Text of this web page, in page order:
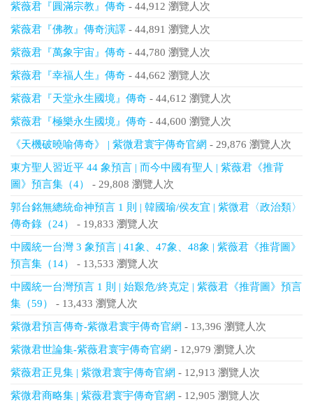
紫薇君『圓滿宗教』傳奇 - 44,912 瀏覽人次
紫薇君『佛教』傳奇演譯 - 44,891 瀏覽人次
紫薇君『萬象宇宙』傳奇 - 44,780 瀏覽人次
紫薇君『幸福人生』傳奇 - 44,662 瀏覽人次
紫薇君『天堂永生國境』傳奇 - 44,612 瀏覽人次
紫薇君『極樂永生國境』傳奇 - 44,600 瀏覽人次
《天機破曉喻傳奇》 | 紫微君寰宇傳奇官網 - 29,876 瀏覽人次
東方聖人習近平 44 象預言 | 而今中國有聖人 | 紫薇君《推背
圖》預言集（4）
- 29,808 瀏覽人次
郭台銘無總統命神預言 1 則 | 韓國瑜/侯友宜 | 紫微君〈政治類〉
傳奇錄（24）
- 19,833 瀏覽人次
中國統一台灣 3 象預言 | 41象、47象、48象 | 紫薇君《推背圖》
預言集（14）
- 13,533 瀏覽人次
中國統一台灣預言 1 則 | 始艱危/終克定 | 紫薇君《推背圖》預言
集（59）
- 13,433 瀏覽人次
紫微君預言傳奇-紫微君寰宇傳奇官網 - 13,396 瀏覽人次
紫微君世論集-紫薇君寰宇傳奇官網 - 12,979 瀏覽人次
紫薇君正見集 | 紫微君寰宇傳奇官網 - 12,913 瀏覽人次
紫微君商略集 | 紫薇君寰宇傳奇官網 - 12,905 瀏覽人次